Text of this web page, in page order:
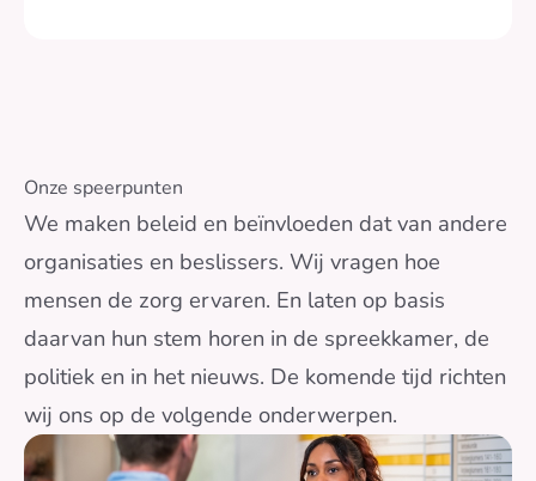
Onze speerpunten
We maken beleid en beïnvloeden dat van andere
organisaties en beslissers. Wij vragen hoe
mensen de zorg ervaren. En laten op basis
daarvan hun stem horen in de spreekkamer, de
politiek en in het nieuws. De komende tijd richten
wij ons op de volgende onderwerpen.